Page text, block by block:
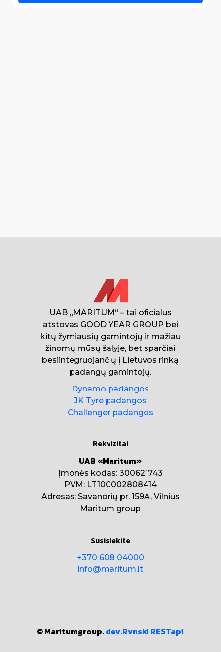
UAB „MARITUM“ – tai oficialus
atstovas GOOD YEAR GROUP bei
kitų žymiausių gamintojų ir mažiau
žinomų mūsų šalyje, bet sparčiai
besiintegruojančių į Lietuvos rinką
padangų gamintojų.
Dynamo padangos
JK Tyre padangos
Challenger padangos
Rekvizitai
UAB «Maritum»
Įmonės kodas: 300621743
PVM: LT100002808414
Adresas: Savanorių pr. 159A, Vilnius
Maritum group
Susisiekite
+370 608 04000
info@maritum.lt
© Maritumgroup.dev.Rvnski RESTapi